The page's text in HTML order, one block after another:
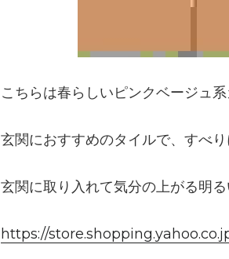
こちらは春らしいピンクベージュ系
玄関におすすめのタイルで、すべ
玄関に取り入れて気分の上がる明
https://